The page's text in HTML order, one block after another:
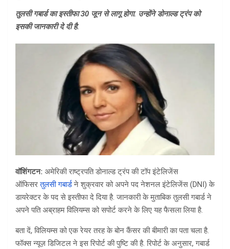
तुलसी गबार्ड का इस्तीफा 30 जून से लागू होगा. उन्होंने डोनाल्ड ट्रंप को
इसकी जानकारी दे दी है.
वॉशिंगटन: अमेरिकी राष्ट्रपति डोनाल्ड ट्रंप की टॉप इंटेलिजेंस
ऑफिसरतुलसी गबार्डने शुक्रवार को अपने पद नेशनल इंटेलिजेंस (DNI) के
डायरेक्टर के पद से इस्तीफा दे दिया है. जानकारी के मुताबिक तुलसी गबार्ड ने
अपने पति अब्राहम विलियम्स को सपोर्ट करने के लिए यह फैसला लिया है.
बता दें, विलियम्स को एक रेयर तरह के बोन कैंसर की बीमारी का पता चला है.
फॉक्स न्यूज़ डिजिटल ने इस रिपोर्ट की पुष्टि की है. रिपोर्ट के अनुसार, गबार्ड